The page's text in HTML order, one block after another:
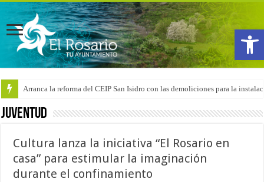
Arranca la reforma del CEIP San Isidro con las demoliciones para la
El pentacampeón del mundo, Maikel Melero, en el Freestyle Zombies de
JUVENTUD
Cultura lanza la iniciativa “El Rosario en
casa” para estimular la imaginación
durante el confinamiento